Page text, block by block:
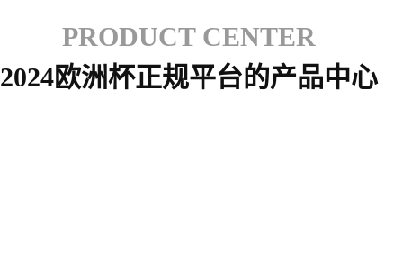
PRODUCT CENTER
2024欧洲杯正规平台的产品中心